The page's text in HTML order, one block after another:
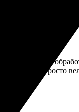
все быстро
детали, просто